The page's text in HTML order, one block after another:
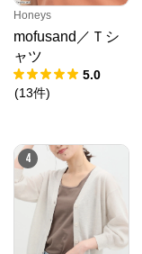
Honeys
mofusand／Ｔシ
ャツ
5.0
(13件)
4